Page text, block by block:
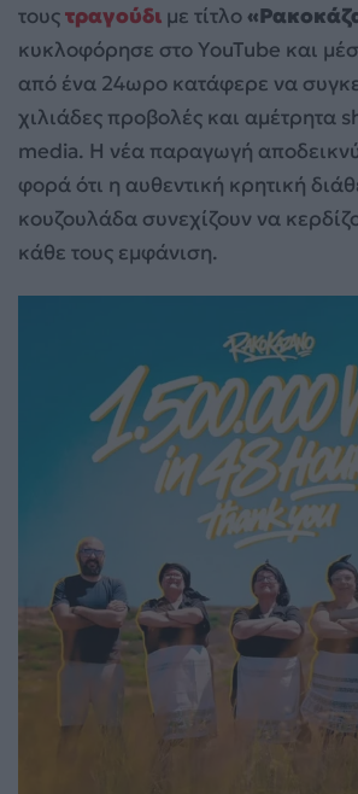
τουςτραγούδι με τίτλο
κυκλοφόρησε στο YouTube και
από ένα 24ωρο κατάφερε να
χιλιάδες προβολές και αμέτρητα
media. Η νέα παραγωγή
φορά ότι η αυθεντική κρητική
κουζουλάδα συνεχίζουν να
κάθε τους εμφάνιση.